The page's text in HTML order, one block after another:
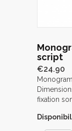
script
€24.90
fixation